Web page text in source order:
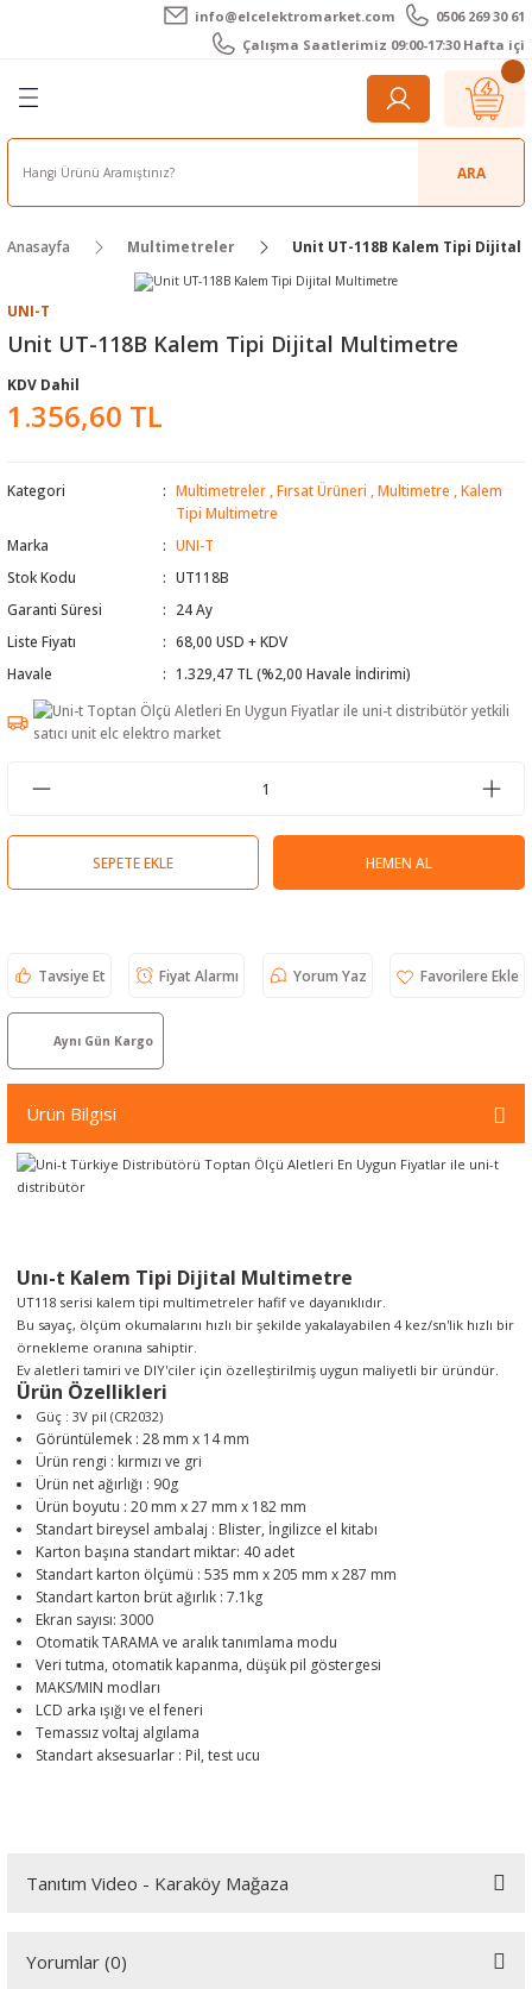
info@elcelektromarket.com
0506 269 30 61
Çalışma Saatlerimiz 09:00-17:30 Hafta içi
Geri Dön
Geri Dön
Geri Dön
Kameralar
Geri Dön
Cihazları
Ölçerler
Cihazları
Geri Dön
Teli - Pasta
Geri Dön
ARA
Anasayfa Multimetreler Unit UT-118B Kalem Tipi
UNI-T
Unit UT-118B Kalem Tipi Dijital Multimetre
KDV Dahil
1.356,60 TL
Kategori Multimetreler Fırsat Ürüneri Multimetre
Kalem
Tipi Multimetre
Marka
UNI-T
Stok Kodu
UT118B
Garanti Süresi
24 Ay
Liste Fiyatı
68,00 USD + KDV
Havale
1.329,47 TL (%2,00 Havale İndirimi)
SEPETE EKLE HEMEN AL
Tavsiye Et Fiyat Alarmı Yorum Yaz
Aynı Gün Kargo
Ürün Bilgisi
Unı-t Kalem Tipi Dijital Multimetre
UT118 serisi kalem tipi multimetreler hafif ve dayanıklıdır.
Bu sayaç, ölçüm okumalarını hızlı bir şekilde yakalayabilen 4 kez/sn'lik hızlı bir
örnekleme oranına sahiptir.
Ev aletleri tamiri ve DIY'ciler için özelleştirilmiş uygun maliyetli bir üründür.
Ürün Özellikleri
Güç : 3V pil (CR2032)
Görüntülemek : 28 mm x 14 mm
Ürün rengi : kırmızı ve gri
Ürün net ağırlığı : 90g
Ürün boyutu : 20 mm x 27 mm x 182 mm
Standart bireysel ambalaj : Blister, İngilizce el kitabı
Karton başına standart miktar: 40 adet
Standart karton ölçümü : 535 mm x 205 mm x 287 mm
Standart karton brüt ağırlık : 7.1kg
Ekran sayısı: 3000
Otomatik TARAMA ve aralık tanımlama modu
Veri tutma, otomatik kapanma, düşük pil göstergesi
MAKS/MIN modları
LCD arka ışığı ve el feneri
Temassız voltaj algılama
Standart aksesuarlar : Pil, test ucu
Tanıtım Video - Karaköy Mağaza
Yorumlar (0)